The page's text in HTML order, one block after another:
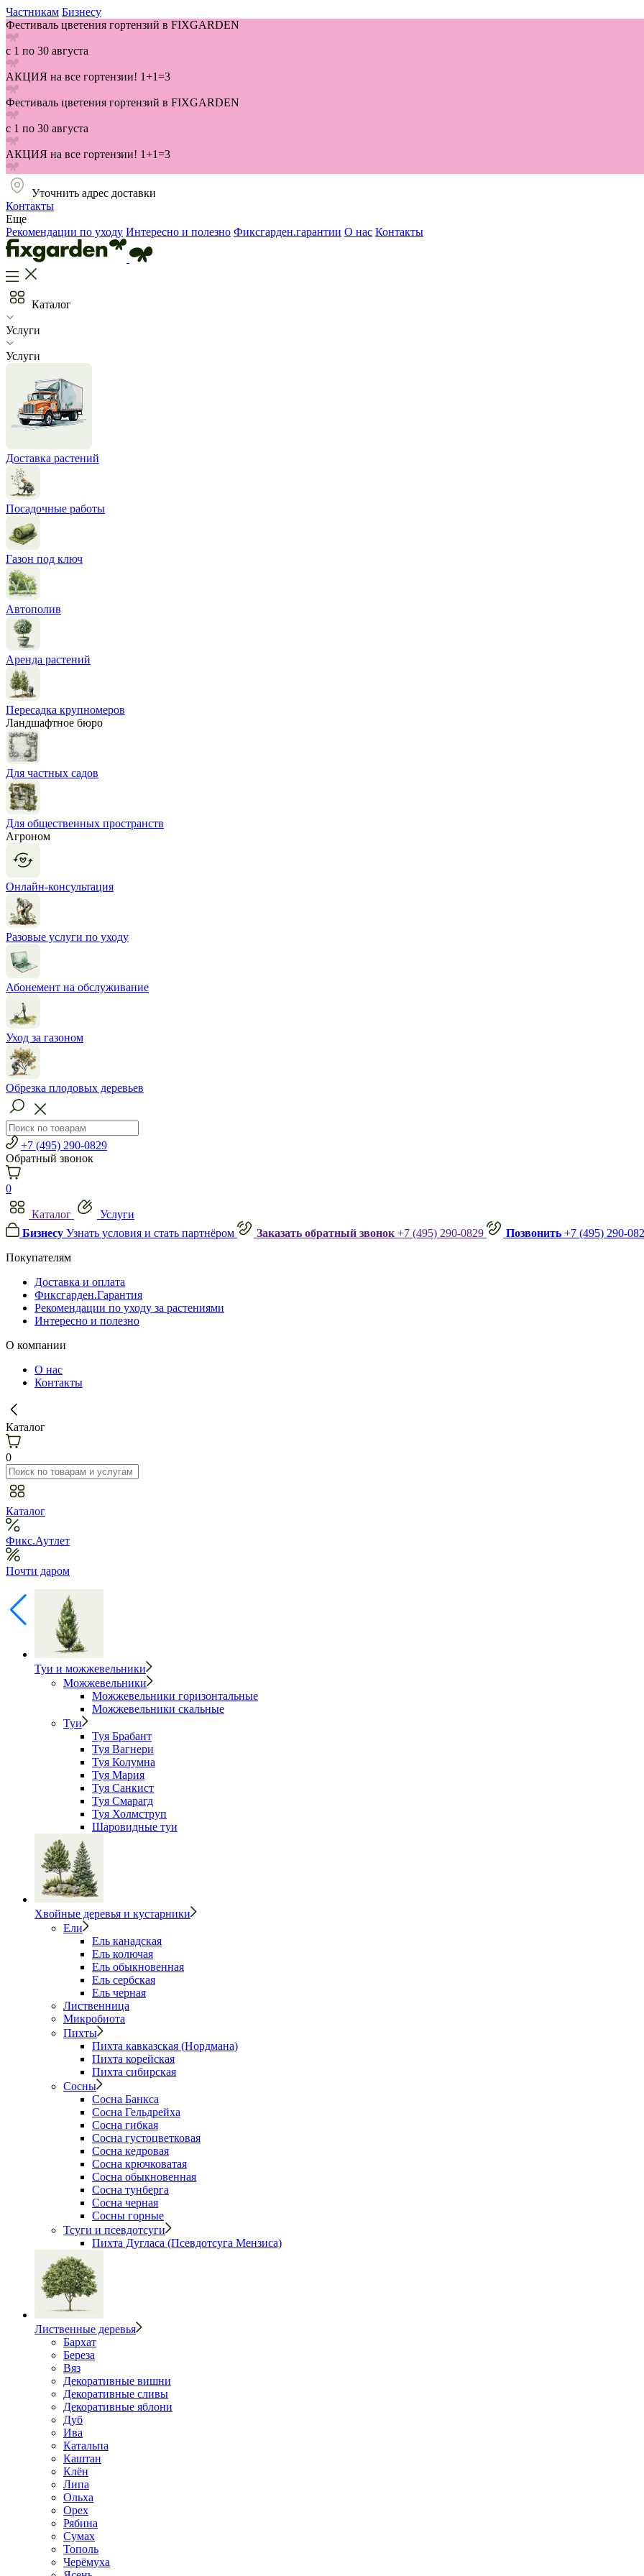
Частникам Бизнесу
Фестиваль цветения гортензий в FIXGARDEN
с 1 по 30 августа
АКЦИЯ на все гортензии! 1+1=3
Фестиваль цветения гортензий в FIXGARDEN
с 1 по 30 августа
АКЦИЯ на все гортензии! 1+1=3
Уточнить адрес доставки
Контакты
Еще
Рекомендации по уходу Интересно и полезно Фиксгарден.гарантии О нас Контакты
Каталог
Услуги
Услуги
Доставка растений
Посадочные работы
Газон под ключ
Автополив
Аренда растений
Пересадка крупномеров
Ландшафтное бюро
Для частных садов
Для общественных пространств
Агроном
Онлайн-консультация
Разовые услуги по уходу
Абонемент на обслуживание
Уход за газоном
Обрезка плодовых деревьев
+7 (495) 290-0829
Обратный звонок
0
Каталог
Услуги
Бизнесу Узнать условия и стать партнёром Заказать обратный звонок +7 (495) 290-0829 Позвонить +7 (495) 290-
Покупателям
Доставка и оплата
Фиксгарден.Гарантия
Рекомендации по уходу за растениями
Интересно и полезно
О компании
О нас
Контакты
Каталог
0
Каталог
Фикс.Аутлет
Почти даром
Туи и можжевельники
Можжевельники
Можжевельники горизонтальные
Можжевельники скальные
Туи
Туя Брабант
Туя Вагнери
Туя Колумна
Туя Мария
Туя Санкист
Туя Смарагд
Туя Холмструп
Шаровидные туи
Хвойные деревья и кустарники
Ели
Ель канадская
Ель колючая
Ель обыкновенная
Ель сербская
Ель черная
Лиственница
Микробиота
Пихты
Пихта кавказская (Нордмана)
Пихта корейская
Пихта сибирская
Сосны
Сосна Банкса
Сосна Гельдрейха
Сосна гибкая
Сосна густоцветковая
Сосна кедровая
Сосна крючковатая
Сосна обыкновенная
Сосна тунберга
Сосна черная
Сосны горные
Тсуги и псевдотсуги
Пихта Дугласа (Псевдотсуга Мензиса)
Лиственные деревья
Бархат
Береза
Вяз
Декоративные вишни
Декоративные сливы
Декоративные яблони
Дуб
Ива
Катальпа
Каштан
Клён
Липа
Ольха
Орех
Рябина
Сумах
Тополь
Черёмуха